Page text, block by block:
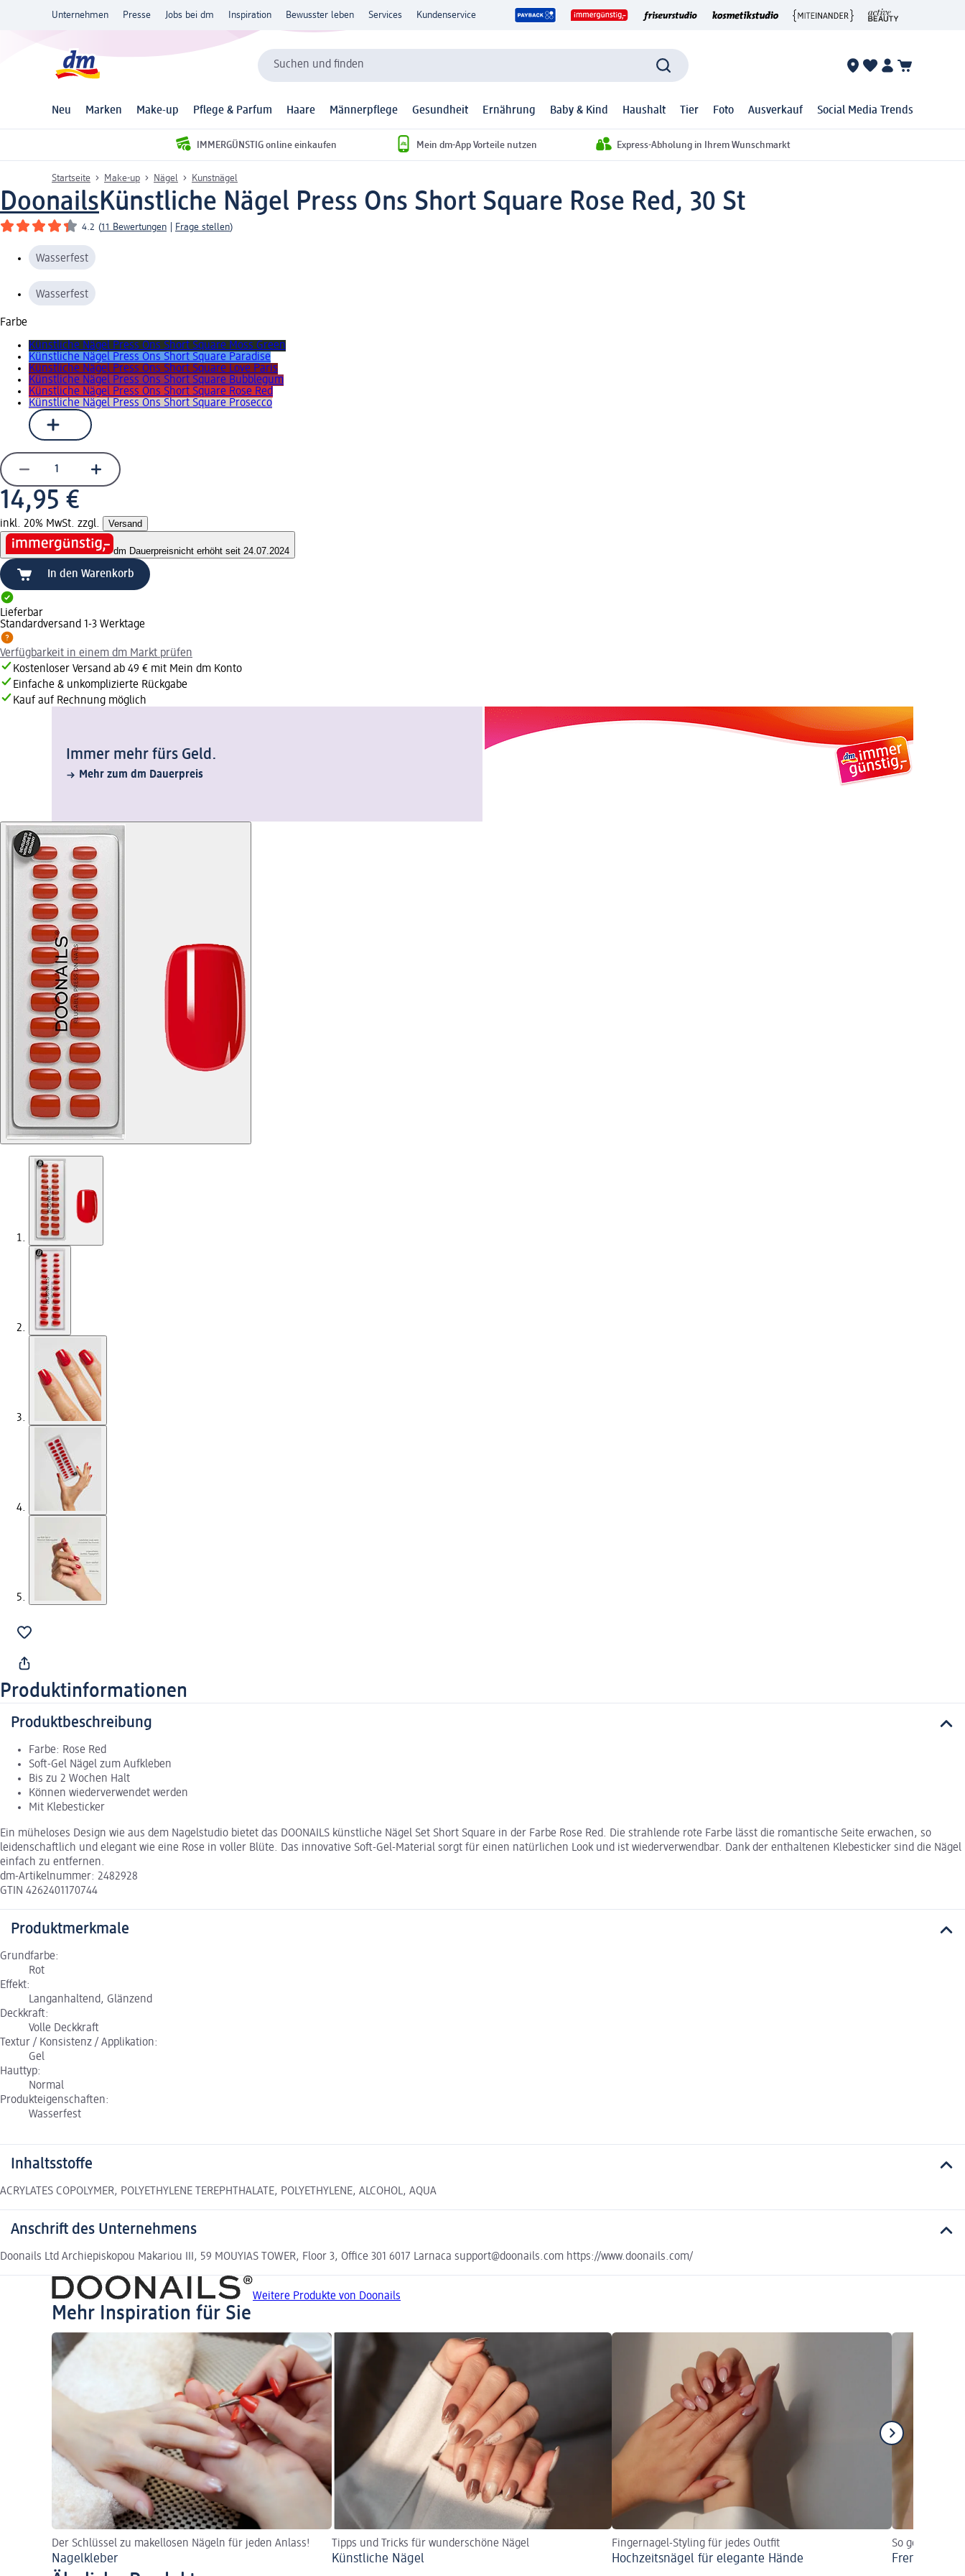
Unternehmen Presse Jobs bei dm Inspiration Bewusster leben Services Kundenservice
Suchen und finden
Neu Marken Make-up Pflege & Parfum Haare Männerpflege Gesundheit Ernährung Baby & Kind Haushalt Tier Foto Ausverkauf Social Media Trends
IMMERGÜNSTIG online einkaufen Mein dm-App Vorteile nutzen Express-Abholung in Ihrem Wunschmarkt
Startseite Make-up Nägel Kunstnägel
DoonailsKünstliche Nägel Press Ons Short Square Rose Red, 30 St
4.2 (11 Bewertungen Frage stellen)
Wasserfest
Wasserfest
Farbe
Künstliche Nägel Press Ons Short Square Moss Green
Künstliche Nägel Press Ons Short Square Paradise
Künstliche Nägel Press Ons Short Square Love Paris
Künstliche Nägel Press Ons Short Square Bubblegum
Künstliche Nägel Press Ons Short Square Rose Red
Künstliche Nägel Press Ons Short Square Prosecco
14,95 €
inkl. 20% MwSt. zzgl. Versand
dm Dauerpreisnicht erhöht seit 24.07.2024
In den Warenkorb
Lieferbar
Standardversand 1-3 Werktage
Verfügbarkeit in einem dm Markt prüfen
Kostenloser Versand ab 49 € mit Mein dm Konto
Einfache & unkomplizierte Rückgabe
Kauf auf Rechnung möglich
Immer mehr fürs Geld.
Mehr zum dm Dauerpreis
Produktinformationen
Produktbeschreibung
Farbe: Rose Red
Soft-Gel Nägel zum Aufkleben
Bis zu 2 Wochen Halt
Können wiederverwendet werden
Mit Klebesticker
Ein müheloses Design wie aus dem Nagelstudio bietet das DOONAILS künstliche Nägel Set Short Square in der Farbe Rose Red. Die strahlende rote Farbe lässt die romantische Seite erwachen, so
leidenschaftlich und elegant wie eine Rose in voller Blüte. Das innovative Soft-Gel-Material sorgt für einen natürlichen Look und ist wiederverwendbar. Dank der enthaltenen Klebesticker sind die Nägel
einfach zu entfernen.
dm-Artikelnummer: 2482928
GTIN 4262401170744
Produktmerkmale
Grundfarbe:
Rot
Effekt:
Langanhaltend, Glänzend
Deckkraft:
Volle Deckkraft
Textur / Konsistenz / Applikation:
Gel
Hauttyp:
Normal
Produkteigenschaften:
Wasserfest
Inhaltsstoffe
ACRYLATES COPOLYMER, POLYETHYLENE TEREPHTHALATE, POLYETHYLENE, ALCOHOL, AQUA
Anschrift des Unternehmens
Doonails Ltd Archiepiskopou Makariou III, 59 MOUYIAS TOWER, Floor 3, Office 301 6017 Larnaca support@doonails.com https://www.doonails.com/
Weitere Produkte von Doonails
Mehr Inspiration für Sie
Der Schlüssel zu makellosen Nägeln für jeden Anlass!
Nagelkleber
Tipps und Tricks für wunderschöne Nägel
Künstliche Nägel
Fingernagel-Styling für jedes Outfit
Hochzeitsnägel für elegante Hände
So gelingen
French